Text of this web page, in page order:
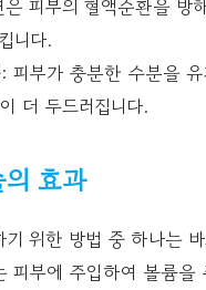
피부의 혈액순환을 방
니다.
피부가 충분한 수분을 유
더 두드러집니다.
의 효과
위한 방법 중 하나는
피부에 주입하여 볼륨을